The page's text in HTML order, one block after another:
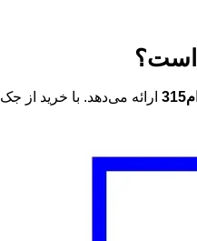
است؟
ارائه می‌دهد. با خرید از جک